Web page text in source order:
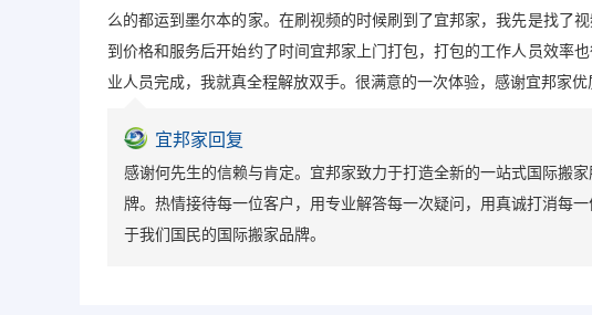
么的都运到墨尔本的家。在刷视频的时候刷到了宜邦家，我先是找了
到价格和服务后开始约了时间宜邦家上门打包，打包的工作人员效率
业人员完成，我就真全程解放双手。很满意的一次体验，感谢宜邦家优
宜邦家回复
感谢何先生的信赖与肯定。宜邦家致力于打造全新的一站式国际搬
牌。热情接待每一位客户，用专业解答每一次疑问，用真诚打消每
于我们国民的国际搬家品牌。